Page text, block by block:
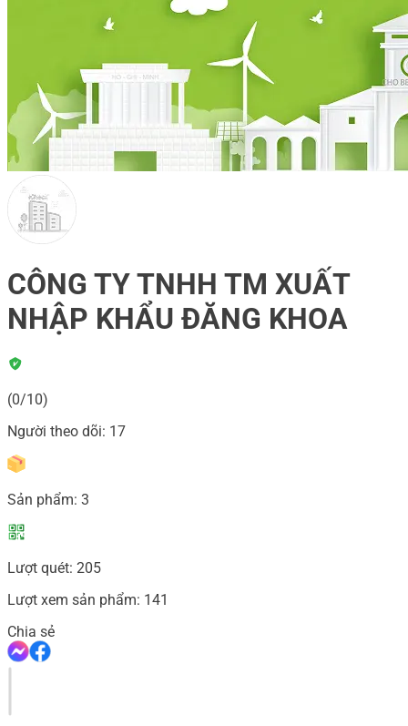
CÔNG TY TNHH TM XUẤT
NHẬP KHẨU ĐĂNG KHOA
(0/10)
Người theo dõi: 17
Sản phẩm: 3
Lượt quét: 205
Lượt xem sản phẩm: 141
Chia sẻ